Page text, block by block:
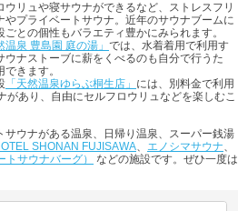
リュや寝サウナができるなど、ストレスフリ
プライベートサウナ。近年のサウナブームに
との個性もバラエティ豊かにみられます。
温泉 豊島園 庭の湯」 では、水着着用で利用す
ナストーブに薪をくべるのも自分で行うた
きます。
「天然温泉ゆらぶ桐生店」 には、別料金で利用
があり、自由にセルフロウリュなどを楽しむこ
ウナがある温泉、日帰り温泉、スーパー銭湯
SHONAN FUJISAWA、 エノシマサウナ、
サウナバーグ）
などの施設です。ぜひ一度は